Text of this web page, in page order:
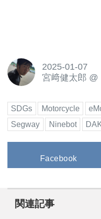
2025-01-07
宮﨑健太郎 @
SDGs Motorcycle
Segway
Ninebot
Facebook
関連記事